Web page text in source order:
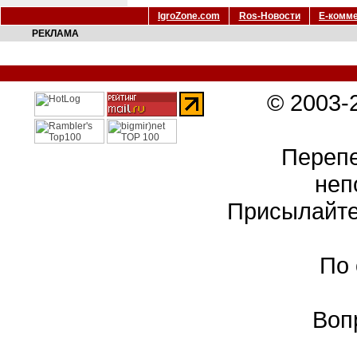
IgroZone.com Ros-Новости
Е-
РЕКЛАМА
©
По